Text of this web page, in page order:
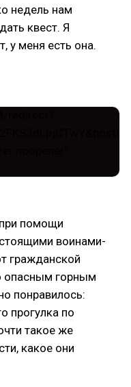
недель нам
квест. Я
у меня есть она.
помощи
воинами-
гражданской
опасным горным
понравилось:
прогулка по
такое же
какое они